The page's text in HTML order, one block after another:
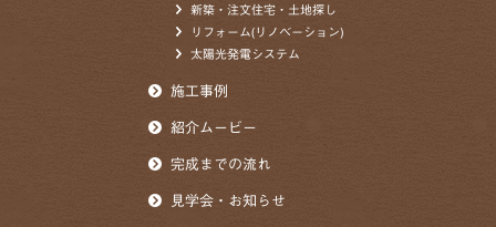
新築・注文住宅・土地探し
リフォーム(リノベーション)
太陽光発電システム
施工事例
紹介ムービー
完成までの流れ
見学会・お知らせ